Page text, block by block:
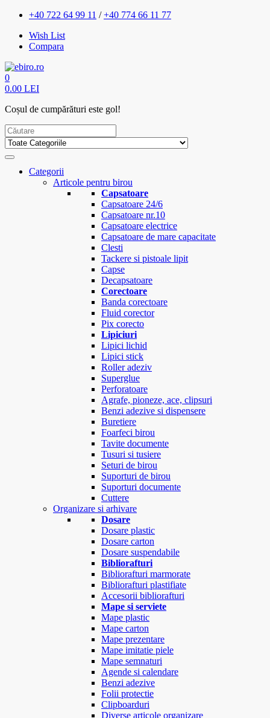
+40 722 64 99 11 /+40 774 66 11 77
Wish List
Compara
0
0.00 LEI
Coșul de cumpărături este gol!
Categorii
Articole pentru birou
Capsatoare
Capsatoare 24/6
Capsatoare nr.10
Capsatoare electrice
Capsatoare de mare capacitate
Clesti
Tackere si pistoale lipit
Capse
Decapsatoare
Corectoare
Banda corectoare
Fluid corector
Pix corecto
Lipiciuri
Lipici lichid
Lipici stick
Roller adeziv
Superglue
Perforatoare
Agrafe, pioneze, ace, clipsuri
Benzi adezive si dispensere
Buretiere
Foarfeci birou
Tavite documente
Tusuri si tusiere
Seturi de birou
Suporturi de birou
Suporturi documente
Cuttere
Organizare si arhivare
Dosare
Dosare plastic
Dosare carton
Dosare suspendabile
Bibliorafturi
Bibliorafturi marmorate
Bibliorafturi plastifiate
Accesorii bibliorafturi
Mape si serviete
Mape plastic
Mape carton
Mape prezentare
Mape imitatie piele
Mape semnaturi
Agende si calendare
Benzi adezive
Folii protectie
Clipboarduri
Diverse articole organizare